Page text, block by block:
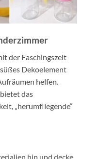
der Faschingszeit
Dekoelement
helfen.
das
„herumfliegende“
hin und decke